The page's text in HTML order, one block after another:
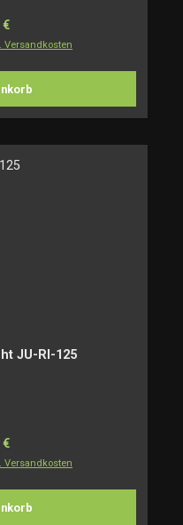
Preis:
€
Versandkosten
JU-RI-125
Preis:
€
Versandkosten